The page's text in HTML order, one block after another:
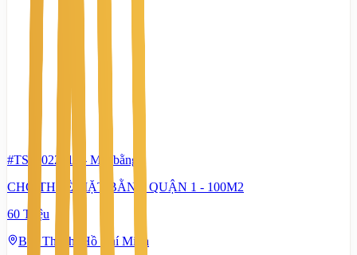
#TS65022416 - Mặt bằng
CHO THUÊ MẶT BẰNG QUẬN 1 - 100M2
60 Triệu
Bến Thành, Hồ Chí Minh